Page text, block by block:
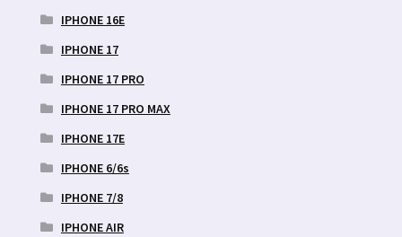
IPHONE 16E
IPHONE 17
IPHONE 17 PRO
IPHONE 17 PRO MAX
IPHONE 17E
IPHONE 6/6s
IPHONE 7/8
IPHONE AIR